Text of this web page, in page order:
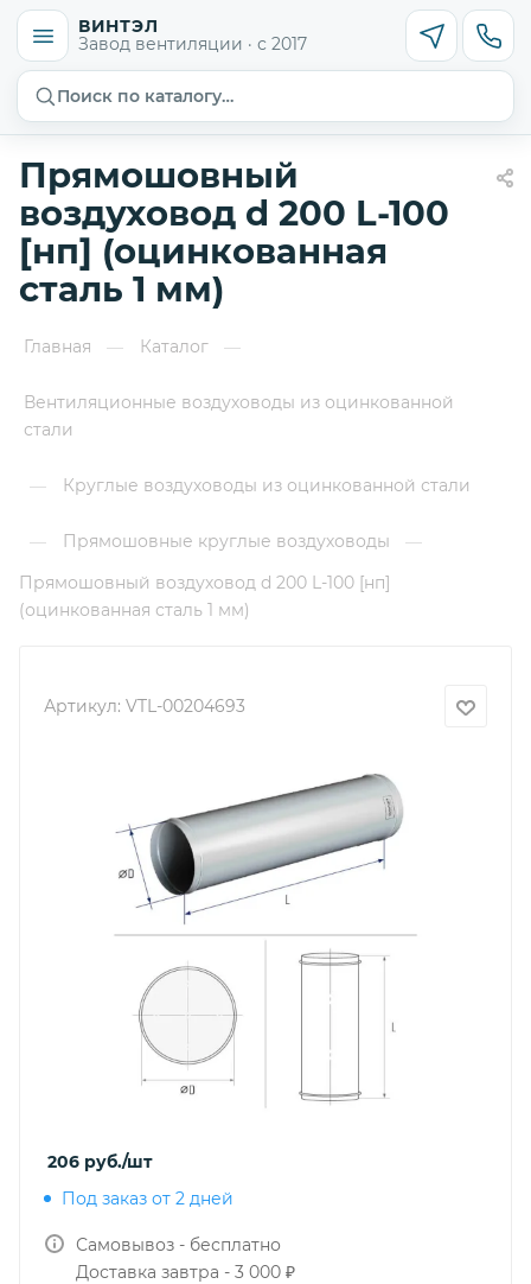
ВИНТЭЛ
Завод вентиляции · с 2017
Поиск по каталогу…
Прямошовный
воздуховод d 200 L-100
[нп] (оцинкованная
сталь 1 мм)
Главная — Каталог —
Вентиляционные воздуховоды из оцинкованной
стали
— Круглые воздуховоды из оцинкованной стали
— Прямошовные круглые воздуховоды
—
Прямошовный воздуховод d 200 L-100 [нп]
(оцинкованная сталь 1 мм)
Артикул: VTL-00204693
206 руб./шт
Под заказ от 2 дней
Самовывоз - бесплатно
Доставка завтра - 3 000 ₽